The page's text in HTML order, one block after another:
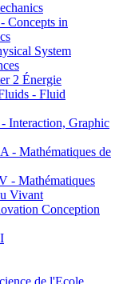
Concepts in
System
2 Énergie
- Fluid
Graphic
- Mathématiques de
- Mathématiques
Vivant
Conception
de l'Ecole